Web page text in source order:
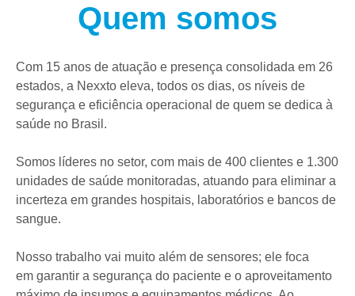
Quem somos
Com 15 anos de atuação e presença consolidada em 26
estados, a Nexxto eleva, todos os dias, os níveis de
segurança e eficiência operacional de quem se dedica à
saúde no Brasil.
Somos líderes no setor, com mais de 400 clientes e 1.300
unidades de saúde monitoradas, atuando para eliminar a
incerteza em grandes hospitais, laboratórios e bancos de
sangue.
Nosso trabalho vai muito além de sensores; ele foca
em garantir a segurança do paciente e o aproveitamento